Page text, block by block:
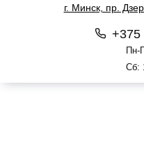
г. Минск, пр.
+375
Пн-
Сб: